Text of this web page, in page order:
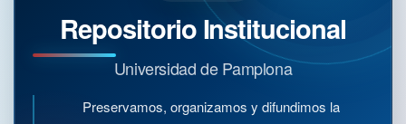
Repositorio Institucional
Universidad de Pamplona
Preservamos, organizamos y difundimos la